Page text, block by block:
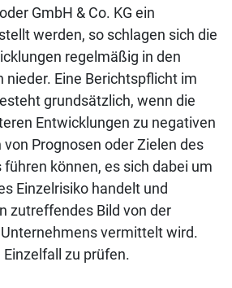
GmbH & Co. KG ein
werden, so schlagen sich die
regelmäßig in den
nieder. Eine Berichtspflicht im
grundsätzlich, wenn die
Entwicklungen zu negativen
Prognosen oder Zielen des
können, es sich dabei um
Einzelrisiko handelt und
zutreffendes Bild von der
vermittelt wird.
zu prüfen.